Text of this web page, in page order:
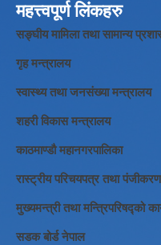
महत्त्वपूर्ण लिंकहरु
सङ्घीय मामिला तथा सामान्य
गृह मन्त्रालय
स्वास्थ्य तथा जनसंख्या मन्त्रालय
शहरी विकास मन्त्रालय
काठमाण्डौ महानगरपालिका
रास्ट्रीय परिचयपत्र तथा पंजीकरण
मुख्यमन्त्री तथा मन्त्रिपरिषद्को
सडक बोर्ड नेपाल